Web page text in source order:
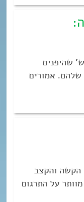
שהיפנים
אמורים
הקשה והקצב
על התרגום